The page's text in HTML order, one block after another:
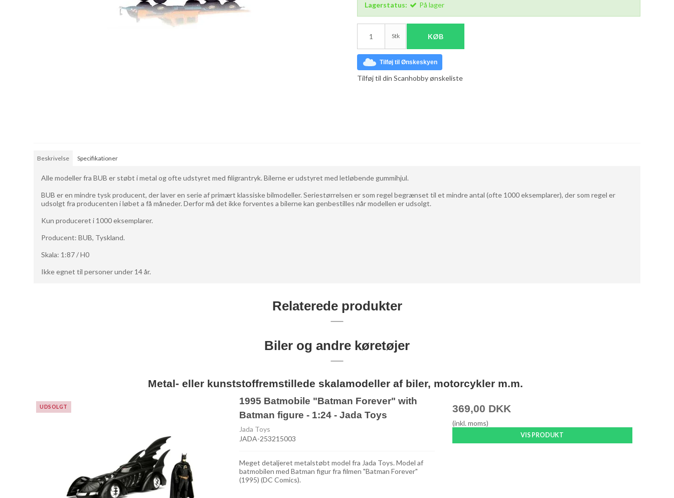
Lagerstatus: På lager
Stk KØB
Tilføj til Ønskeskyen
Tilføj til din Scanhobby ønskeliste
Beskrivelse Specifikationer
Alle modeller fra BUB er støbt i metal og ofte udstyret med filigrantryk. Bilerne er udstyret med letløbende gummihjul.
BUB er en mindre tysk producent, der laver en serie af primært klassiske bilmodeller. Seriestørrelsen er som regel begrænset til et mindre antal (ofte 1000 eksemplarer), der som regel er
udsolgt fra producenten i løbet a få måneder. Derfor må det ikke forventes a bilerne kan genbestilles når modellen er udsolgt.
Kun produceret i 1000 eksemplarer.
Producent: BUB, Tyskland.
Skala: 1:87 / H0
Ikke egnet til personer under 14 år.
Relaterede produkter
Biler og andre køretøjer
Metal- eller kunststoffremstillede skalamodeller af biler, motorcykler m.m.
UDSOLGT
1995 Batmobile "Batman Forever" with
Batman figure - 1:24 - Jada Toys
Jada Toys
JADA-253215003
Meget detaljeret metalstøbt model fra Jada Toys. Model af
batmobilen med Batman figur fra filmen "Batman Forever"
(1995) (DC Comics).
369,00 DKK
(inkl. moms)
VIS PRODUKT